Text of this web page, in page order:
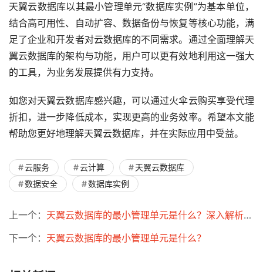
天翼云数据库以其最小管理单元“数据库实例”为基本单位，
结合高可用性、自动扩容、数据备份与恢复等核心功能，满
足了企业和开发者对云数据库的不同需求。通过全面理解天
翼云数据库的架构与功能，用户可以更有效地利用这一强大
的工具，为业务发展提供有力支持。
如您对天翼云数据库感兴趣，可以通过火伞云购买享受代理
折扣，进一步降低成本，实现更高的业务效率。希望本文能
帮助您更好地理解天翼云数据库，并在实际应用中受益。
云服务 云计算
天翼云数据库
数据安全
数据库实例
上一个： 天翼云数据库的最小管理单元是什么？深入解析其架构与应用
下一个： 天翼云数据库的最小管理单元是什么？